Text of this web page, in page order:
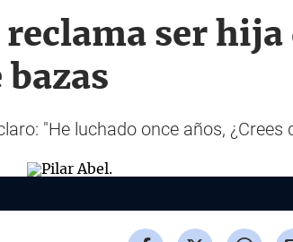
reclama ser
"He luchado once años,